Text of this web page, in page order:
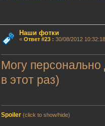
Наши фотки
« Ответ #23: 30/08/2012
Могу персонально
в этот раз)
Spoiler (click to show/hide)